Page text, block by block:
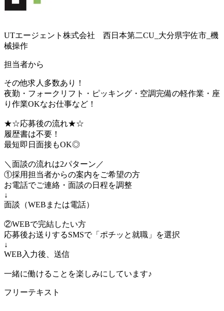
UTエージェント株式会社 西日本第二CU_大分県宇佐市_機
械操作
担当者から
その他求人多数あり！
夜勤・フォークリフト・ピッキング・空調完備の軽作業・座
り作業OKなお仕事など！
★☆応募後の流れ★☆
履歴書は不要！
最短即日面接もOK◎
＼面談の流れは2パターン／
①採用担当者からの案内をご希望の方
お電話でご連絡・面談の日程を調整
↓
面談（WEBまたは電話）
②WEBで完結したい方
応募後お送りするSMSで「ポチッと就職」を選択
↓
WEB入力後、送信
一緒に働けることを楽しみにしています♪
フリーテキスト